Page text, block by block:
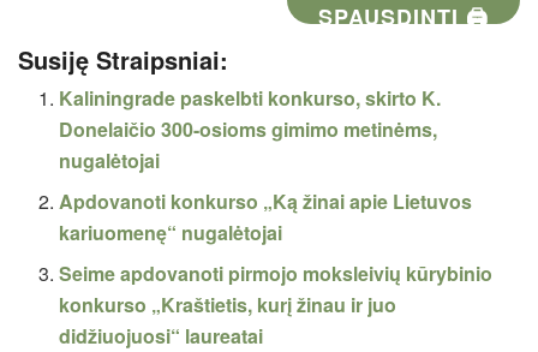
SPAUSDINTI 🖨
Susiję Straipsniai:
Kaliningrade paskelbti konkurso, skirto K.
Donelaičio 300-osioms gimimo metinėms,
nugalėtojai
Apdovanoti konkurso „Ką žinai apie Lietuvos
kariuomenę“ nugalėtojai
Seime apdovanoti pirmojo moksleivių kūrybinio
konkurso „Kraštietis, kurį žinau ir juo
didžiuojuosi“ laureatai